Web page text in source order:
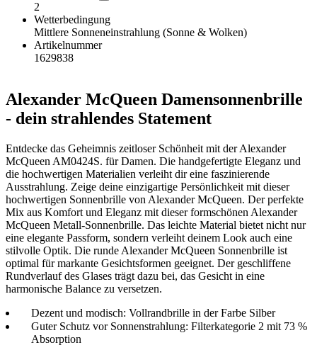
2
Wetterbedingung
Mittlere Sonneneinstrahlung (Sonne & Wolken)
Artikelnummer
1629838
Alexander McQueen Damensonnenbrille
- dein strahlendes Statement
Entdecke das Geheimnis zeitloser Schönheit mit der Alexander
McQueen AM0424S. für Damen. Die handgefertigte Eleganz und
die hochwertigen Materialien verleiht dir eine faszinierende
Ausstrahlung. Zeige deine einzigartige Persönlichkeit mit dieser
hochwertigen Sonnenbrille von Alexander McQueen. Der perfekte
Mix aus Komfort und Eleganz mit dieser formschönen Alexander
McQueen Metall-Sonnenbrille. Das leichte Material bietet nicht nur
eine elegante Passform, sondern verleiht deinem Look auch eine
stilvolle Optik. Die runde Alexander McQueen Sonnenbrille ist
optimal für markante Gesichtsformen geeignet. Der geschliffene
Rundverlauf des Glases trägt dazu bei, das Gesicht in eine
harmonische Balance zu versetzen.
Dezent und modisch: Vollrandbrille in der Farbe Silber
Guter Schutz vor Sonnenstrahlung: Filterkategorie 2 mit 73 %
Absorption